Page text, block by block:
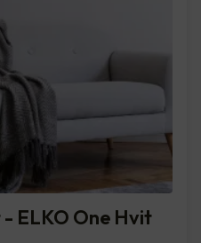
ELKO One Hvit